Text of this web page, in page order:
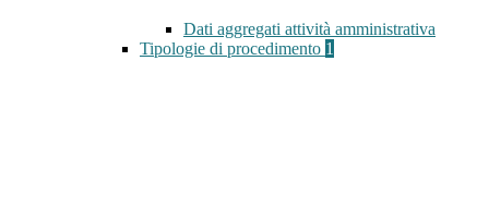
Dati aggregati attività amministrativa
Tipologie di procedimento 1